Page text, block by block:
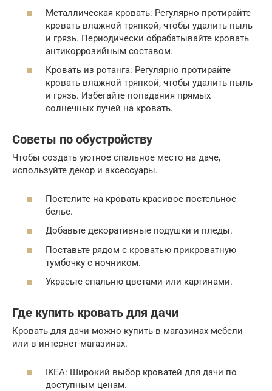
Металлическая кровать: Регулярно протирайте
кровать влажной тряпкой, чтобы удалить пыль
и грязь. Периодически обрабатывайте кровать
антикоррозийным составом.
Кровать из ротанга: Регулярно протирайте
кровать влажной тряпкой, чтобы удалить пыль
и грязь. Избегайте попадания прямых
солнечных лучей на кровать.
Советы по обустройству
Чтобы создать уютное спальное место на даче,
используйте декор и аксессуары.
Постелите на кровать красивое постельное
белье.
Добавьте декоративные подушки и пледы.
Поставьте рядом с кроватью прикроватную
тумбочку с ночником.
Украсьте спальню цветами или картинами.
Где купить кровать для дачи
Кровать для дачи можно купить в магазинах мебели
или в интернет-магазинах.
IKEA: Широкий выбор кроватей для дачи по
доступным ценам.